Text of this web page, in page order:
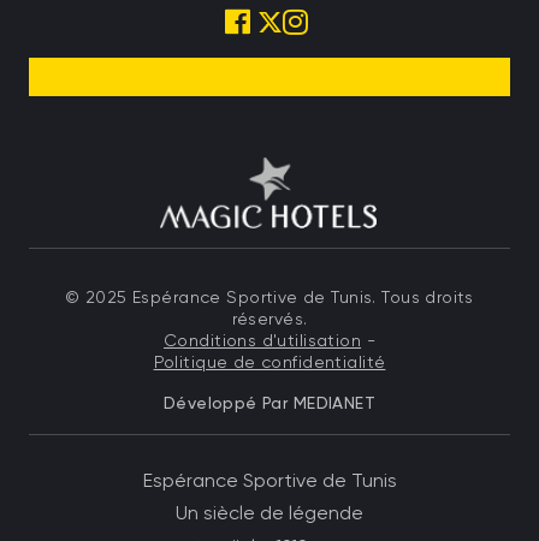
© 2025 Espérance Sportive de Tunis. Tous droits
réservés.
Conditions d'utilisation -
Politique de confidentialité
Développé Par MEDIANET
Menu top left FooterEspérance Sportive de Tunis
Un siècle de légende